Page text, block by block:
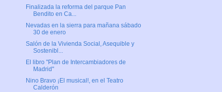
Finalizada la reforma del parque Pan
Bendito en Ca...
Nevadas en la sierra para mañana sábado
30 de enero
Salón de la Vivienda Social, Asequible y
Sostenibl...
El libro "Plan de Intercambiadores de
Madrid"
Nino Bravo ¡El musical!, en el Teatro
Calderón